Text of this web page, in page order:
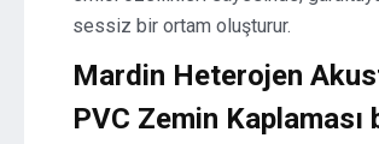
sessiz bir ortam oluşturur.
Mardin Heterojen
PVC Zemin Kaplaması